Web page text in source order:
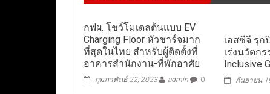
กฟผ. โชว์โมเดลต้นแบบ EV
Charging Floor หัวชาร์จมาก
ที่สุดในไทย สำหรับผู้ติดตั้งที่
อาคารสำนักงาน-ที่พักอาศัย
กุมภาพันธ์ 22, 2023 admin 0
เอสซีจี รุก
เร่งนวัตก
Inclusive
กันยายน